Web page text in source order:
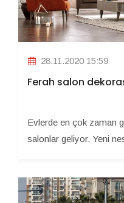
28.11.2020 15:59
Ferah salon
Evlerde en çok zaman
salonlar geliyor. Yeni